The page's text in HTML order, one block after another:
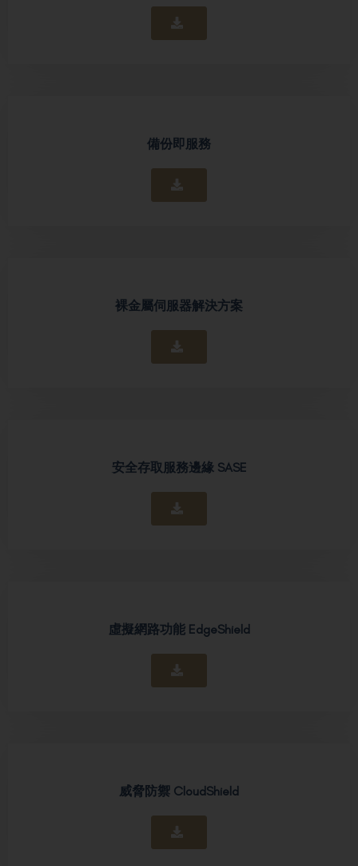
備份即服務
裸金屬伺服器解決方案
安全存取服務邊緣 SASE
虛擬網路功能 EdgeShield
威脅防禦 CloudShield